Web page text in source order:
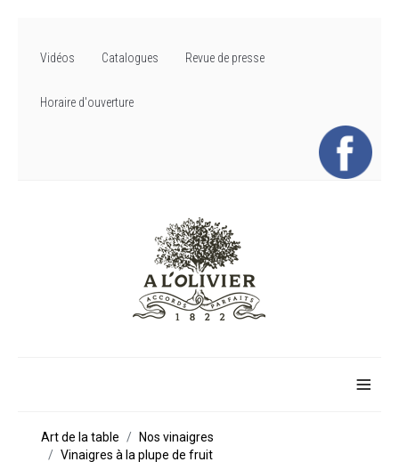
Vidéos Catalogues Revue de presse
Horaire d'ouverture
≡
Art de la table
Nos vinaigres
Vinaigres à la plupe de fruit